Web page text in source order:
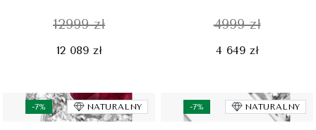
12999 zł
12 089 zł
4999 zł
4 649 zł
-7% NATURALNY -7% NATURALNY